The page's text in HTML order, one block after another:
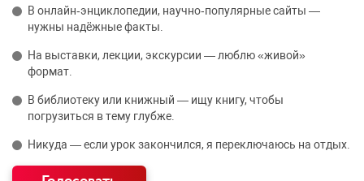
В онлайн‑энциклопедии, научно‑популярные сайты —
нужны надёжные факты.
На выставки, лекции, экскурсии — люблю «живой»
формат.
В библиотеку или книжный — ищу книгу, чтобы
погрузиться в тему глубже.
Никуда — если урок закончился, я переключаюсь на отдых.